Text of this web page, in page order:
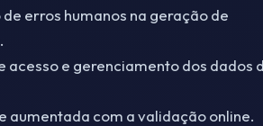
erros humanos na geração de
acesso e gerenciamento dos dados
aumentada com a validação online.